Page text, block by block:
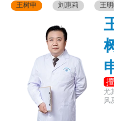
王树申 刘惠莉 王
尤
风